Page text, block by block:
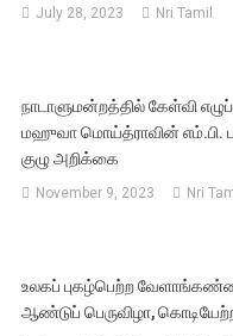
July 28, 2023 Nri Tamil
நாடாளுமன்றத்தில் கேள்வி
மஹுவா மொய்த்ராவின் எம்.பி.
குழு அறிக்கை
November 9, 2023 Nri
உலகப் புகழ்பெற்ற
ஆண்டுப் பெருவிழா,